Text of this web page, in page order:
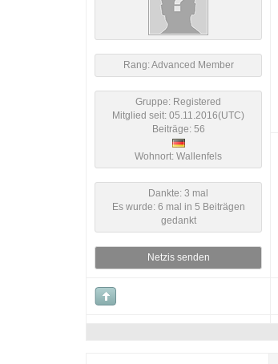
Rang: Advanced Member
Gruppe: Registered
Mitglied seit: 05.11.2016(UTC)
Beiträge: 56
Wohnort: Wallenfels
Dankte: 3 mal
Es wurde: 6 mal in 5 Beiträgen
gedankt
Netzis senden